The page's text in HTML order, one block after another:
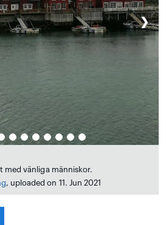
❯
med vänliga människor.
, uploaded on 11. Jun 2021